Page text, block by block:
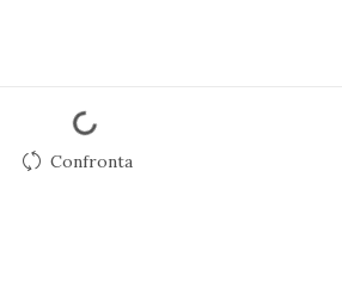
Confronta